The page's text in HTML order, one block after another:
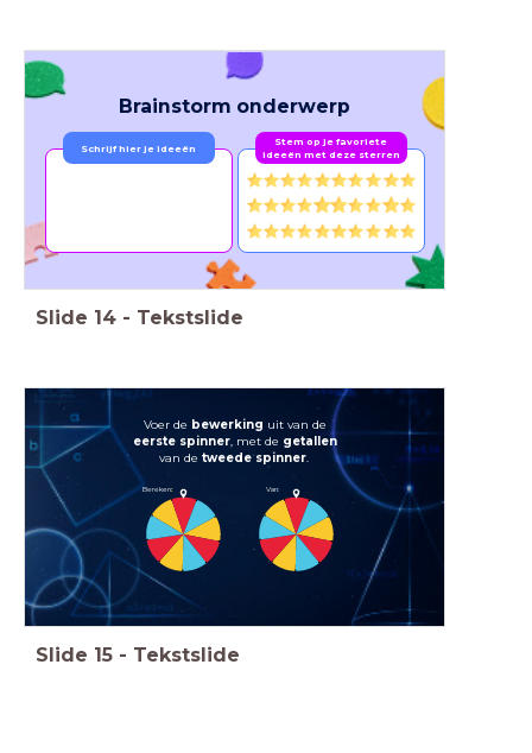
Brainstorm onderwerp
Schrijf hier je ideeën
Stem op je favoriete
ideeën met deze sterren
Slide 14 - Tekstslide
Voer de bewerking uit van de
eerste spinner, met de getallen
van de tweede spinner.
Bereken: Van:
Slide 15 - Tekstslide